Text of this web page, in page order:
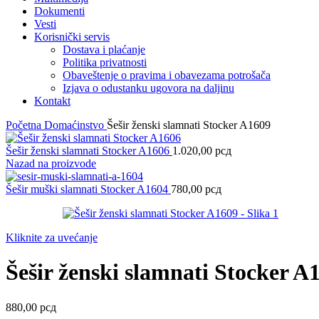
Dokumenti
Vesti
Korisnički servis
Dostava i plaćanje
Politika privatnosti
Obaveštenje o pravima i obavezama potrošača
Izjava o odustanku ugovora na daljinu
Kontakt
Početna Domaćinstvo Šešir ženski slamnati Stocker A1609
Šešir ženski slamnati Stocker A1606 1.020,00 рсд
Nazad na proizvode
Šešir muški slamnati Stocker A1604 780,00 рсд
Kliknite za uvećanje
Šešir ženski slamnati Stocker
880,00 рсд